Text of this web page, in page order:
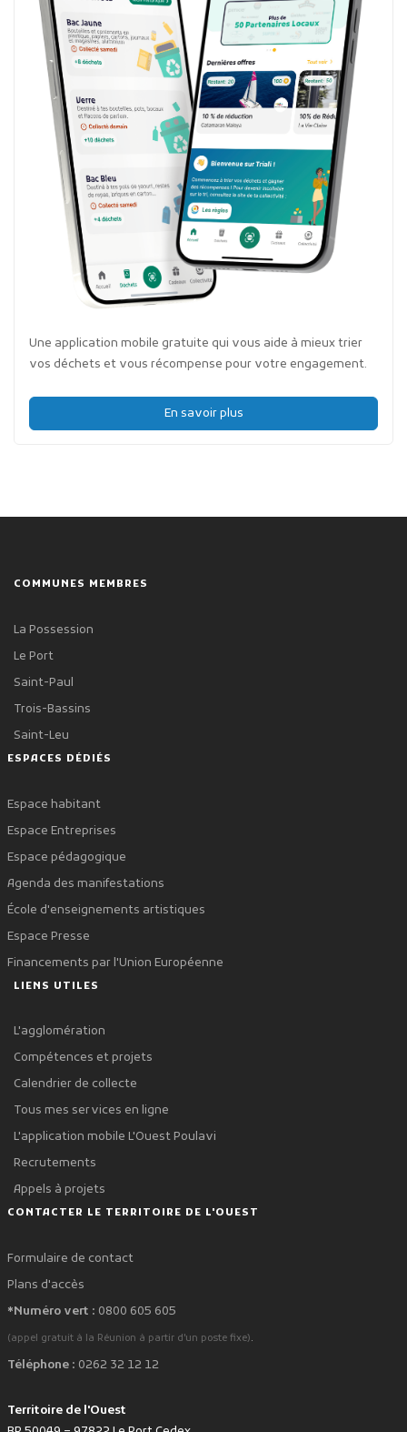
Une application mobile gratuite qui vous aide à mieux trier
vos déchets et vous récompense pour votre engagement.
En savoir plus
COMMUNES MEMBRES
La Possession
Le Port
Saint-Paul
Trois-Bassins
Saint-Leu
ESPACES DÉDIÉS
Espace habitant
Espace Entreprises
Espace pédagogique
Agenda des manifestations
École d'enseignements artistiques
Espace Presse
Financements par l'Union Européenne
LIENS UTILES
L'agglomération
Compétences et projets
Calendrier de collecte
Tous mes services en ligne
L'application mobile L'Ouest Poulavi
Recrutements
Appels à projets
CONTACTER LE TERRITOIRE DE L'OUEST
Formulaire de contact
Plans d'accès
*Numéro vert : 0800 605 605
(appel gratuit à la Réunion à partir d'un poste fixe).
Téléphone : 0262 32 12 12
Territoire de l'Ouest